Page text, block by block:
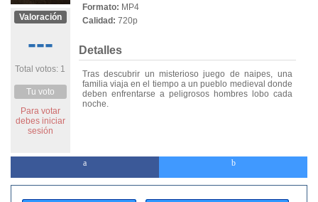
Valoración
---
Total votos: 1
Tu voto
Para votar
debes iniciar
sesión
Formato: MP4
Calidad: 720p
Detalles
Tras descubrir un misterioso juego de naipes, una
familia viaja en el tiempo a un pueblo medieval donde
deben enfrentarse a peligrosos hombres lobo cada
noche.